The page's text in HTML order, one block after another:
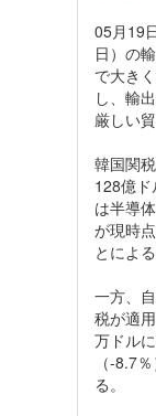
05月19
日）の
で大き
し、輸
厳しい
韓国関
128億
は半導
が現時
とによる
一方、
税が適
万ドル
（-8.7
る。